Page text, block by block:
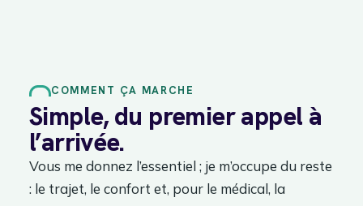
COMMENT ÇA MARCHE
Simple, du premier appel à
l’arrivée.
Vous me donnez l’essentiel ; je m’occupe du reste
: le trajet, le confort et, pour le médical, la